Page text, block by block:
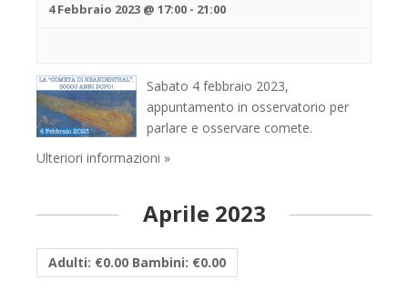
4 Febbraio 2023 @ 17:00 - 21:00
Sabato 4 febbraio 2023,
appuntamento in osservatorio per
parlare e osservare comete.
Ulteriori informazioni »
Aprile 2023
Adulti: €0.00 Bambini: €0.00